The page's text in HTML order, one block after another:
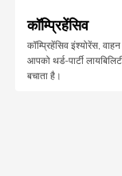
कॉम्प्रिहेंसिव
कॉम्प्रिहेंसिव इंश्योरेंस,
आपको थर्ड-पार्टी
बचाता है।